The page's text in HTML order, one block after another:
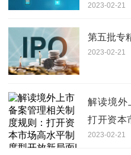
2023-02-21
第五批专
2023-02-21
解读境外
打开资本
天天速看
2023-02-21